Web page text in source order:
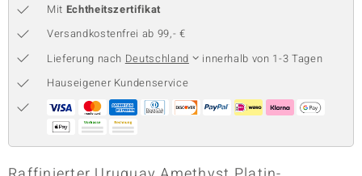
Classics
Mit Echtheitszertifikat
Versandkostenfrei ab 99,- €
Lieferung nach Deutschland
innerhalb von 1-3 Tagen
Hauseigener Kundenservice